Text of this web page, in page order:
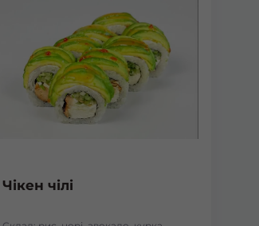
Чікен чілі